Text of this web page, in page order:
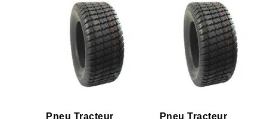
Pneu Tracteur
Pneu Tracteur